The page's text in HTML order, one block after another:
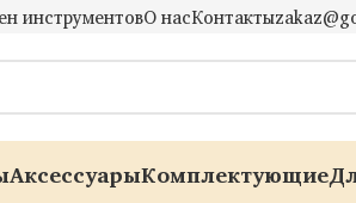
инструментовО насКонтакты
АксессуарыКомплектующие